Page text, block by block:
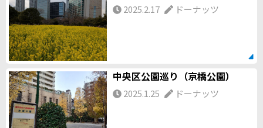
2025.2.17 ドーナッツ
中央区公園巡り（京橋公園）
2025.1.25 ドーナッツ